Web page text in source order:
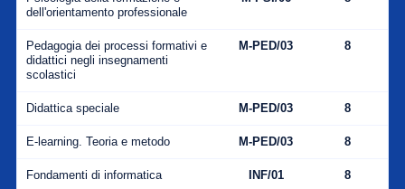
dell'orientamento professionale
Pedagogia dei processi formativi e
didattici negli insegnamenti
scolastici
M-PED/03 8
Didattica speciale M-PED/03 8
E-learning. Teoria e metodo M-PED/03 8
Fondamenti di informatica INF/01 8